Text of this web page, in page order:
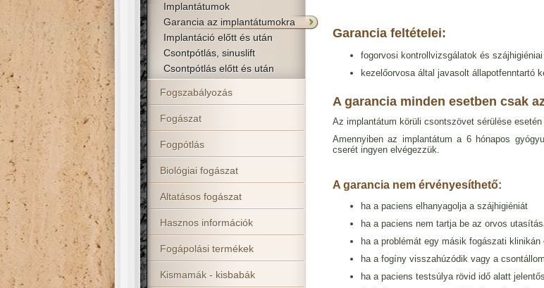
Implantátumok
Garancia az implantátumokra
Implantáció előtt és után
Csontpótlás, sinuslift
Csontpótlás előtt és után
Fogszabályozás
Fogászat
Fogpótlás
Biológiai fogászat
Altatásos fogászat
Hasznos információk
Fogápolási termékek
Kismamák - kisbabák
Garancia feltételei:
fogorvosi kontrollvizsgálatok és
kezelőorvosa által javasolt állapotfenntartó
A garancia minden esetben csak
Az implantátum körüli csontszövet sérülése
Amennyiben az implantátum a 6 hónapos
cserét ingyen elvégezzük.
A garancia nem érvényesíthető:
ha a paciens elhanyagolja a szájhigiéniát
ha a paciens nem tartja be az orvos
ha a problémát egy másik fogászati
ha a fogíny visszahúzódik vagy a
ha a paciens testsúlya rövid idő alatt